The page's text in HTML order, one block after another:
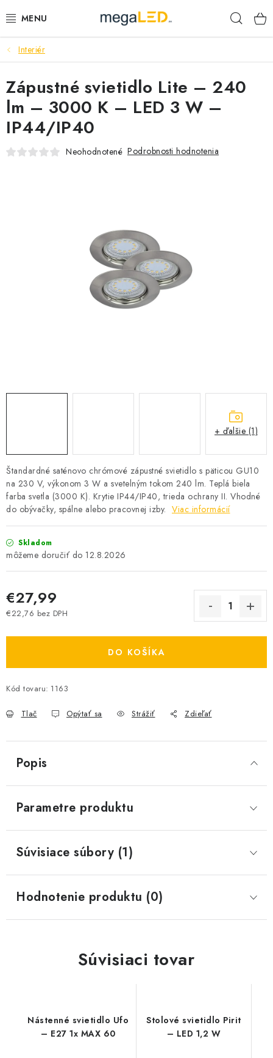
na
PRIEMYSEL
SVIETIDLÁ
ŽIAROVKY A TRUBICE
PRACOVNÉ SVIETIDLÁ
SAMSUNG SVIETIDLÁ
SEZÓNNE VÝPREDAJE POĽNOPOTREBY
Reklamácie a formulár na odstúpenie od zmluvy
Obchodné podmienky
Podmienky ochrany osobných údajov
O nás - MEGALED & JANTON Zákamenné
Zľavy pre profíkov
Hodnotenie obchodu Moja objednávka
Interiér
Štandardné saténovo chrómové zápustné svietidlo s päticou GU10
na 230 V, výkonom 3 W a svetelným tokom 240 lm. Teplá biela
farba svetla (3000 K). Krytie IP44/IP40, trieda ochrany II. Vhodné
do obývačky, spálne alebo pracovnej izby. Viac informácií
Skladom
12.8.2026
€27,99
€22,76 bez DPH
DO KOŠÍKA
Kód tovaru: 1163
Tlač Opýtať sa Strážiť Zdieľať
Zápustné svietidlo Lite – 240
lm – 3000 K – LED 3 W –
IP44/IP40
Neohodnotené Podrobnosti hodnotenia
+ ďalšie (1)
Popis
Parametre produktu
Súvisiace súbory (1)
Hodnotenie produktu (0)
Súvisiaci tovar
Nástenné svietidlo Ufo
– E27 1x MAX 60
Stolové svietidlo Pirit
– LED 1,2 W